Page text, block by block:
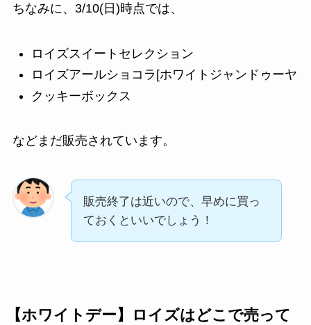
ちなみに、3/10(日)時点では、
ロイズスイートセレクション
ロイズアールショコラ[ホワイトジャンドゥーヤ
クッキーボックス
などまだ販売されています。
販売終了は近いので、早めに買っ
ておくといいでしょう！
【ホワイトデー】ロイズはどこで売って